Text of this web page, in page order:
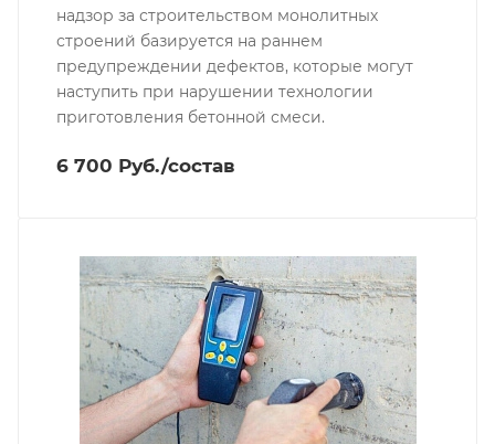
надзор за строительством монолитных
строений базируется на раннем
предупреждении дефектов, которые могут
наступить при нарушении технологии
приготовления бетонной смеси.
6 700 Руб./состав